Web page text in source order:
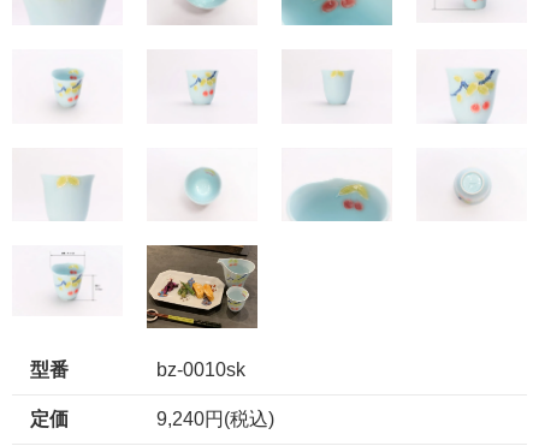
型番 bz-0010sk
定価 9,240円(税込)